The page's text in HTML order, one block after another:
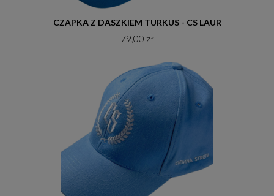
Do koszyka
CZAPKA Z DASZKIEM TURKUS - CS LAUR
79,00 zł